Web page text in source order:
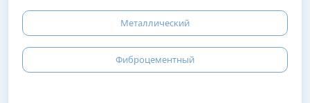
Металлический
Фиброцементный